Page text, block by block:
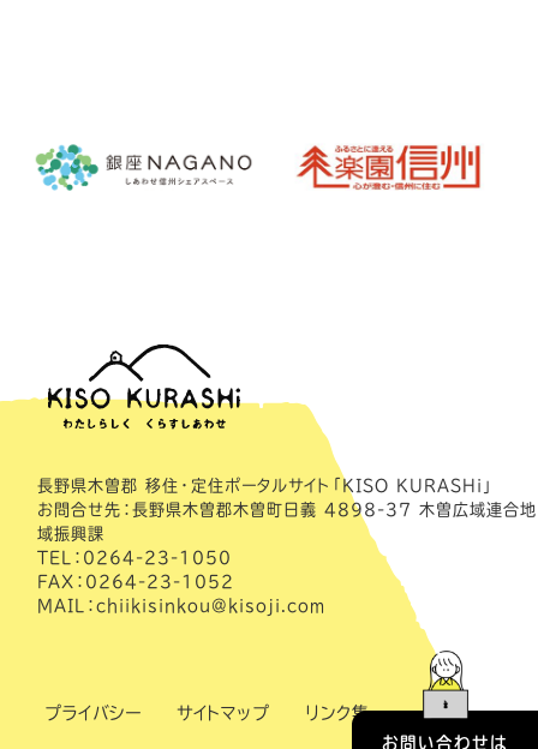
お問い合わせは
長野県木曽郡 移住・定住ポータルサイト「KISO KURASHi」
お問合せ先：長野県木曽郡木曽町日義 4898-37 木曽広域連合地
域振興課
TEL：0264-23-1050
FAX：0264-23-1052
MAIL：chiikisinkou@kisoji.com
プライバシー サイトマップ リンク集